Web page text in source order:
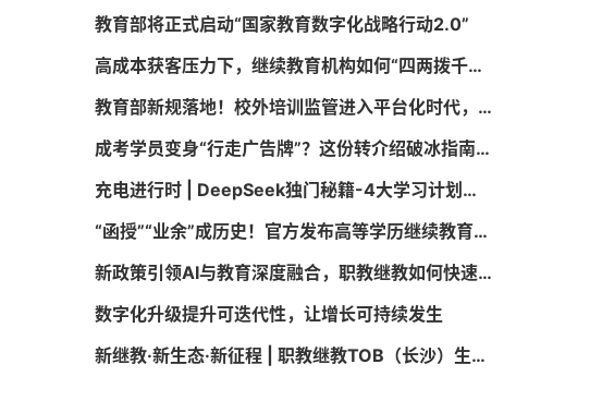
教育部将正式启动“国家教育数字化战略行动2.0”
高成本获客压力下，继续教育机构如何“四两拨千斤”？5招教你低成本突围！
教育部新规落地！校外培训监管进入平台化时代，机构该如何应对？
成考学员变身“行走广告牌”？这份转介绍破冰指南让口碑裂变不再难！
充电进行时 | DeepSeek独门秘籍-4大学习计划生存指南
“函授”“业余”成历史！官方发布高等学历继续教育新规
新政策引领AI与教育深度融合，职教继教如何快速应对教育新变革？
数字化升级提升可迭代性，让增长可持续发生
新继教·新生态·新征程 | 职教继教TOB（长沙）生态交流会顺利召开